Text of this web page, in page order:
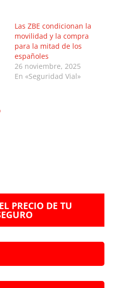
Las ZBE condicionan la
movilidad y la compra
para la mitad de los
españoles
26 noviembre, 2025
En «Seguridad Vial»
PRECIO DE TU